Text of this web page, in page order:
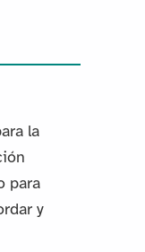
la
para
y